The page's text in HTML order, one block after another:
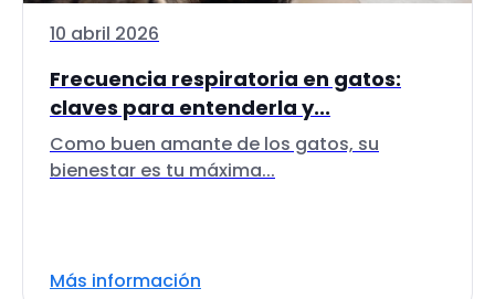
10 abril 2026
Frecuencia respiratoria en gatos:
claves para entenderla y...
Como buen amante de los gatos, su
bienestar es tu máxima...
Más información